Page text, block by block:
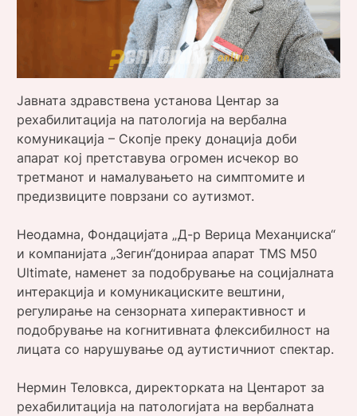
Јавната здравствена установа Центар за
рехабилитација на патологија на вербална
комуникација – Скопје преку донација доби
апарат кој претставува огромен исчекор во
третманот и намалувањето на симптомите и
предизвиците поврзани со аутизмот.
Неодамна, Фондацијата „Д-р Верица Механџиска“
и компанијата „Зегин“донираа апарат TMS M50
Ultimate, наменет за подобрување на социјалната
интеракција и комуникациските вештини,
регулирање на сензорната хиперактивност и
подобрување на когнитивната флексибилност на
лицата со нарушување од аутистичниот спектар.
Нермин Теловкса, директорката на Центарот за
рехабилитација на патологијата на вербалната